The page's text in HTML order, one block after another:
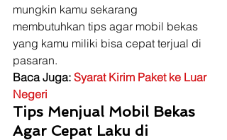
mungkin kamu sekarang
membutuhkan tips agar mobil bekas
yang kamu miliki bisa cepat terjual di
pasaran.
Baca Juga: Syarat Kirim Paket ke Luar
Negeri
Tips Menjual Mobil Bekas
Agar Cepat Laku di